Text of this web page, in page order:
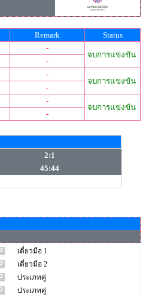
Remark Status
-
จบการแข่งขัน
-
-
จบการแข่งขัน
-
-
จบการแข่งขัน
-
2:1
45:44
เดี่ยวมือ 1
เดี่ยวมือ 2
ประเภทคู่
ประเภทคู่